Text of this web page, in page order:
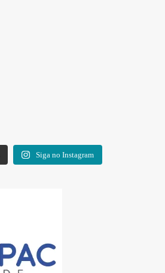
Siga no Instagram